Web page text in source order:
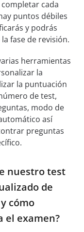
cada
puntos débiles
y podrás
fase de revisión.
herramientas
la
la puntuación
de test,
modo de
así
preguntas
nuestro test
de
cómo
el examen?